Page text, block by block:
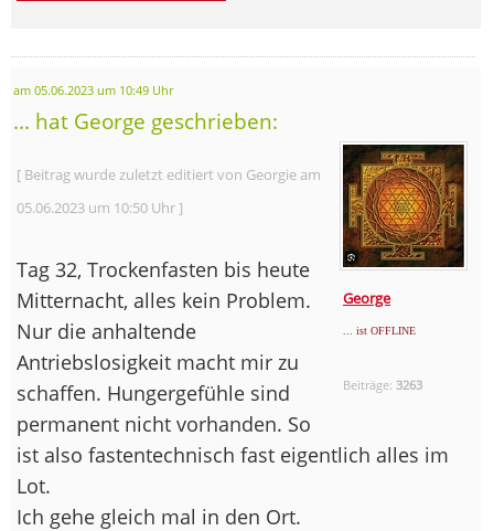
am 05.06.2023 um 10:49 Uhr
... hat George geschrieben:
George
... ist OFFLINE
Beiträge:3263
[ Beitrag wurde zuletzt editiert von Georgie am
05.06.2023 um 10:50 Uhr ]
Tag 32, Trockenfasten bis heute
Mitternacht, alles kein Problem.
Nur die anhaltende
Antriebslosigkeit macht mir zu
schaffen. Hungergefühle sind
permanent nicht vorhanden. So
ist also fastentechnisch fast eigentlich alles im
Lot.
Ich gehe gleich mal in den Ort.